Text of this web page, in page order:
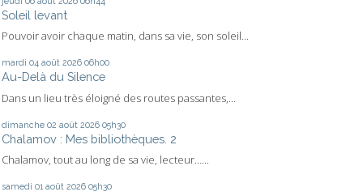
Soleil levant
Pouvoir avoir chaque matin, dans sa vie, son soleil...
mardi 04 août 2026 06h00
Au-Delà du Silence
Dans un lieu très éloigné des routes passantes,...
dimanche 02 août 2026 05h30
Chalamov : Mes bibliothèques. 2
Chalamov, tout au long de sa vie, lecteur…...
samedi 01 août 2026 05h30